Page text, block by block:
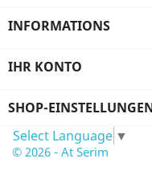
INFORMATIONS
IHR KONTO
SHOP-
Select Language ▼
© 2026 - At Serim